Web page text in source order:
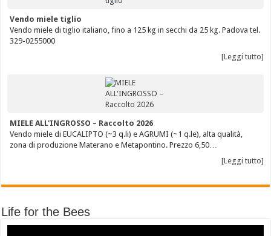
Vendo miele tiglio
Vendo miele di tiglio italiano, fino a 125 kg in secchi da 25 kg. Padova tel.
329-0255000
[Leggi tutto]
MIELE ALL'INGROSSO – Raccolto 2026
Vendo miele di EUCALIPTO (~3 q.li) e AGRUMI (~1 q.le), alta qualità,
zona di produzione Materano e Metapontino. Prezzo 6,50…
[Leggi tutto]
Life for the Bees